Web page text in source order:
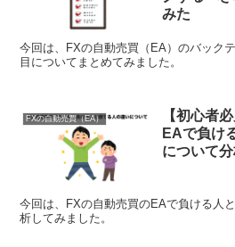
みた
今回は、FXの自動売買（EA）のバック
目についてまとめてみました。
FXの自動売買（EA）
【初心者
EAで負け
について
今回は、FXの自動売買のEAで負ける人
析してみました。